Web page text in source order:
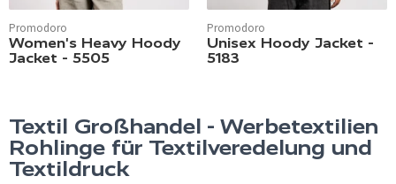
Promodoro
Women's Heavy Hoody
Jacket - 5505
Promodoro
Unisex Hoody Jacket -
5183
Textil Großhandel - Werbetextilien
Rohlinge für Textilveredelung und
Textildruck